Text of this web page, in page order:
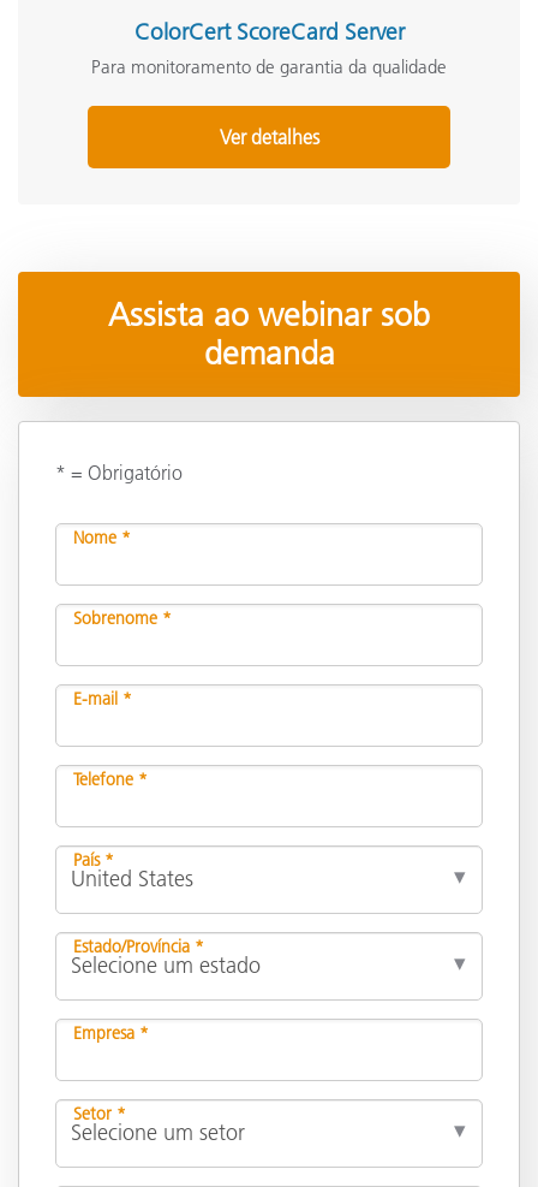
ColorCert ScoreCard Server
Para monitoramento de garantia da qualidade
Ver detalhes
Assista ao webinar sob
demanda
* = Obrigatório
Nome *
Sobrenome *
E-mail *
Telefone *
País *
Estado/Província *
Empresa *
Setor *